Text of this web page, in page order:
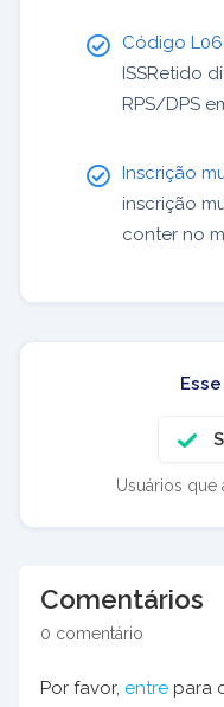
Código
ISSRetido
RPS/DPS
Inscrição
inscrição
conter no
Usuários que
Comentários
0 comentário
Por favor, entre para